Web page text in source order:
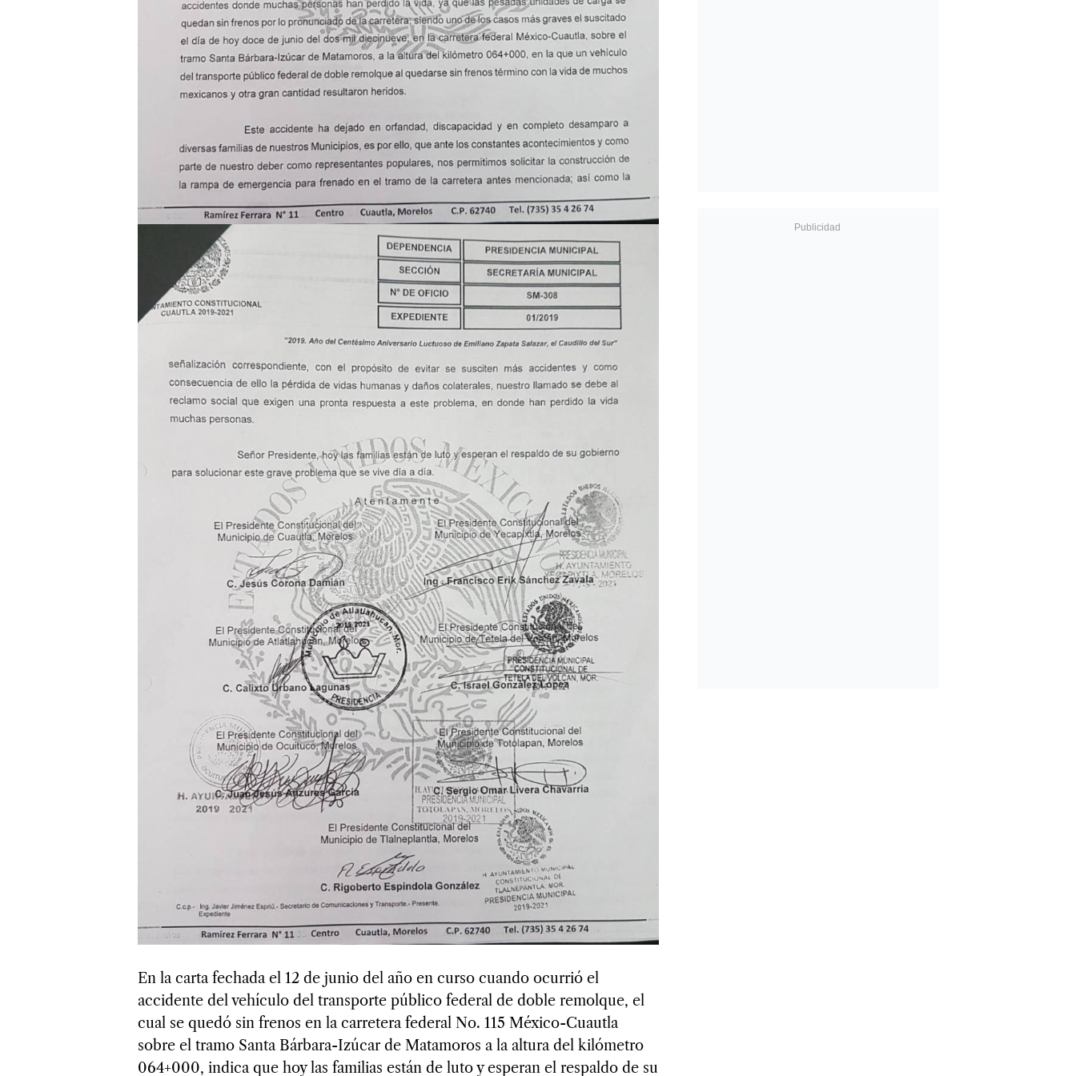
En la carta fechada el 12 de junio del año en curso cuando ocurrió el
accidente del vehículo del transporte público federal de doble remolque, el
cual se quedó sin frenos en la carretera federal No. 115 México-Cuautla
sobre el tramo Santa Bárbara-Izúcar de Matamoros a la altura del kilómetro
064+000, indica que hoy las familias están de luto y esperan el respaldo de su